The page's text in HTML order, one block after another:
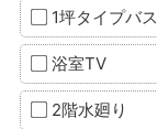
1坪タイプバス
浴室TV
2階水廻り